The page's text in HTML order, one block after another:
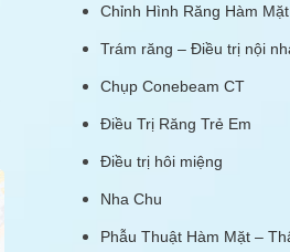
Chỉnh Hình Răng Hàm Mặt
Trám răng – Điều trị nội
Chụp Conebeam CT
Điều Trị Răng Trẻ Em
Điều trị hôi miệng
Nha Chu
Phẫu Thuật Hàm Mặt –